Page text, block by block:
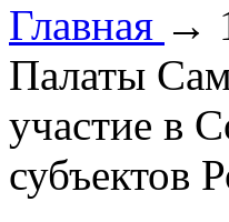
Главная →
Палаты
участие в
субъектов